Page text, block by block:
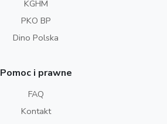
KGHM
PKO BP
Dino Polska
Pomoc i prawne
FAQ
Kontakt